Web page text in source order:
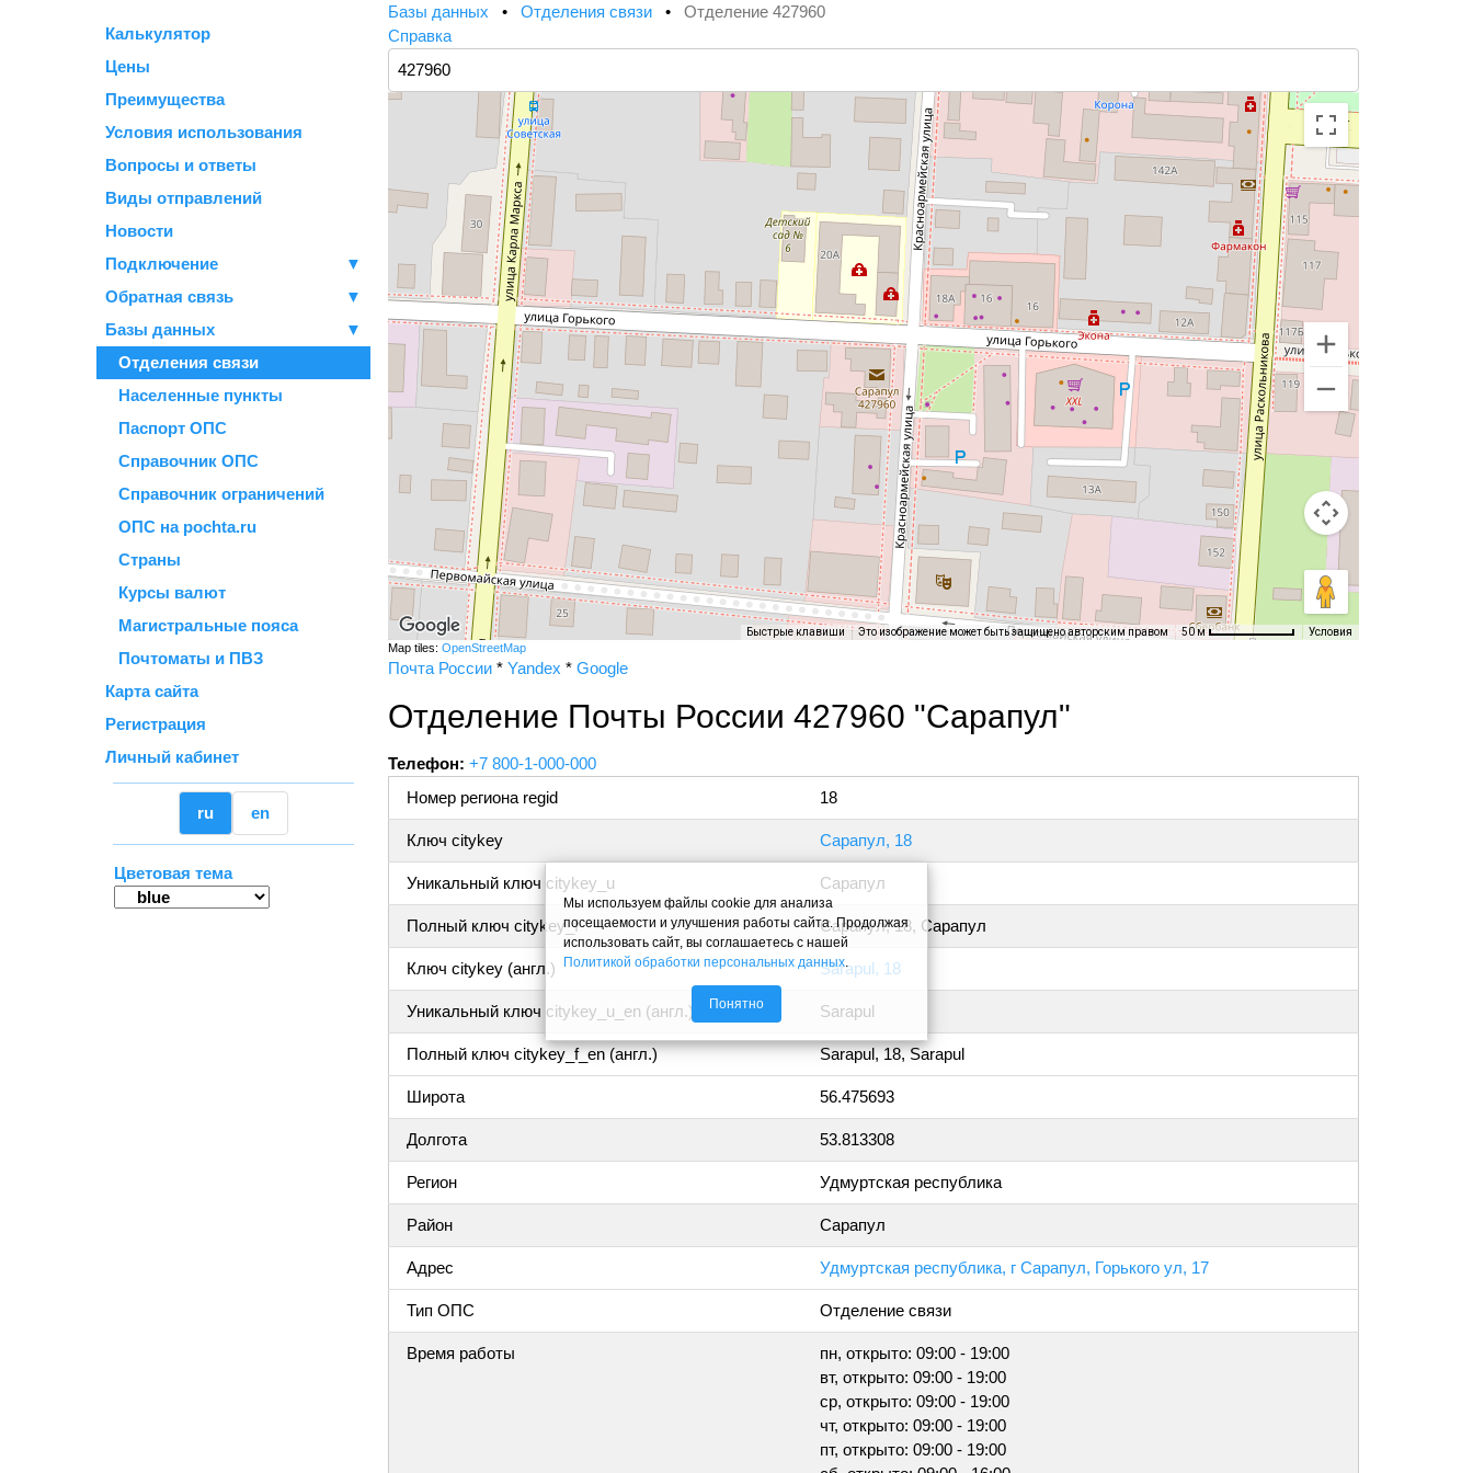
Калькулятор
Цены
Преимущества
Условия использования
Вопросы и ответы
Виды отправлений
Новости
Подключение
▼
Обратная связь
▼
Базы данных
▼
Отделения связи
Населенные пункты
Паспорт ОПС
Справочник ОПС
Справочник ограничений
ОПС на pochta.ru
Страны
Курсы валют
Магистральные пояса
Почтоматы и ПВЗ
Карта сайта
Регистрация
Личный кабинет
ru en
Цветовая тема
Базы данных • Отделения связи • Отделение 427960
Справка
Быстрые клавиши Это изображение может быть защищено авторским правом 50 м Условия
Map tiles: OpenStreetMap
Почта России * Yandex * Google
Отделение Почты России 427960 "Сарапул"
Телефон: +7 800-1-000-000
Номер региона regid
18
Ключ citykey Сарапул, 18
Уникальный ключ citykey_u Сарапул
Полный ключ citykey_f Сарапул, 18, Сарапул
Ключ citykey (англ.) Sarapul, 18
Уникальный ключ citykey_u_en (англ.) Sarapul
Полный ключ citykey_f_en (англ.) Sarapul, 18, Sarapul
Широта 56.475693
Долгота 53.813308
Регион Удмуртская республика
Район Сарапул
Адрес Удмуртская республика, г Сарапул, Горького ул, 17
Тип ОПС Отделение связи
Время работы
пн, открыто: 09:00 - 19:00
вт, открыто: 09:00 - 19:00
ср, открыто: 09:00 - 19:00
чт, открыто: 09:00 - 19:00
пт, открыто: 09:00 - 19:00
Мы используем файлы cookie для анализа
посещаемости и улучшения работы сайта. Продолжая
использовать сайт, вы соглашаетесь с нашей
Политикой обработки персональных данных
Понятно